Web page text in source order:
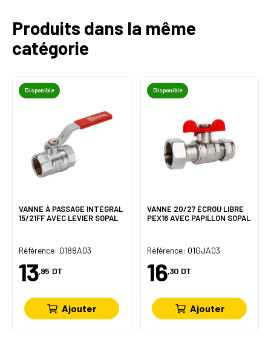
Produits dans la même
catégorie
Disponible
VANNE À PASSAGE INTÉGRAL
15/21FF AVEC LEVIER SOPAL
Référence: 0188A03
13,95 DT
Ajouter
Disponible
VANNE 20/27 ÉCROU LIBRE
PEX16 AVEC PAPILLON SOPAL
Référence: 01GJA03
16,30 DT
Ajouter